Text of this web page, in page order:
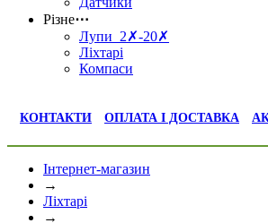
Різне⋯
Лупи 2✗-20✗
Ліхтарі
Компаси
КОНТАКТИ ОПЛАТА І ДОСТАВКА
Інтернет-магазин
→
Ліхтарі
→